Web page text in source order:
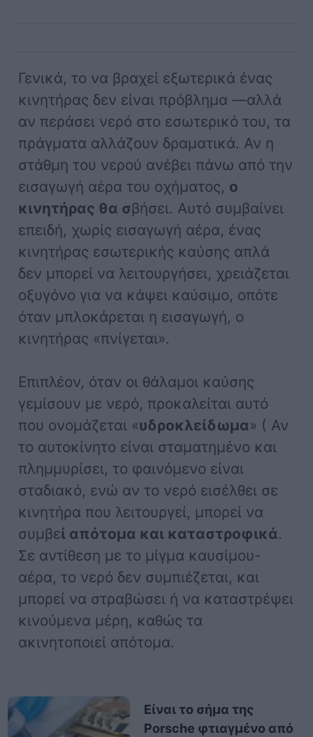
Γενικά, το να βραχεί εξωτερικά ένας
κινητήρας δεν είναι πρόβλημα —αλλά
αν περάσει νερό στο εσωτερικό του, τα
πράγματα αλλάζουν δραματικά. Αν η
στάθμη του νερού ανέβει πάνω από την
εισαγωγή αέρα του οχήματος, ο
κινητήρας θα σβήσει. Αυτό συμβαίνει
επειδή, χωρίς εισαγωγή αέρα, ένας
κινητήρας εσωτερικής καύσης απλά
δεν μπορεί να λειτουργήσει, χρειάζεται
οξυγόνο για να κάψει καύσιμο, οπότε
όταν μπλοκάρεται η εισαγωγή, ο
κινητήρας «πνίγεται».
Επιπλέον, όταν οι θάλαμοι καύσης
γεμίσουν με νερό, προκαλείται αυτό
που ονομάζεται «υδροκλείδωμα» ( Αν
το αυτοκίνητο είναι σταματημένο και
πλημμυρίσει, το φαινόμενο είναι
σταδιακό, ενώ αν το νερό εισέλθει σε
κινητήρα που λειτουργεί, μπορεί να
συμβεί απότομα και καταστροφικά.
Σε αντίθεση με το μίγμα καυσίμου-
αέρα, το νερό δεν συμπιέζεται, και
μπορεί να στραβώσει ή να καταστρέψει
κινούμενα μέρη, καθώς τα
ακινητοποιεί απότομα.
Είναι το σήμα της
Porsche φτιαγμένο από